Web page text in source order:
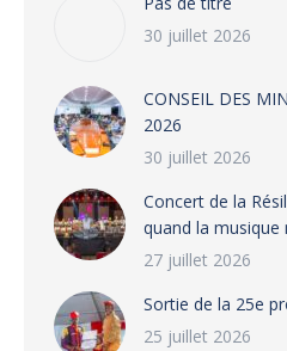
30 juillet 2026
CONSEIL DES
2026
30 juillet 2026
‎​Concert de la
quand la musique
27 juillet 2026
‎Sortie de la 25e
25 juillet 2026